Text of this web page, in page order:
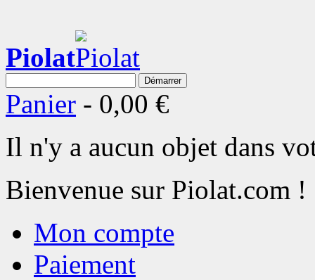
Piolat
Démarrer
Panier - 0,00 €
Il n'y a aucun objet dans
Bienvenue sur Piolat.com !
Mon compte
Paiement